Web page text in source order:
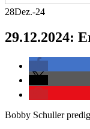
28Dez.-24
29.12.2024:
Bobby Schuller